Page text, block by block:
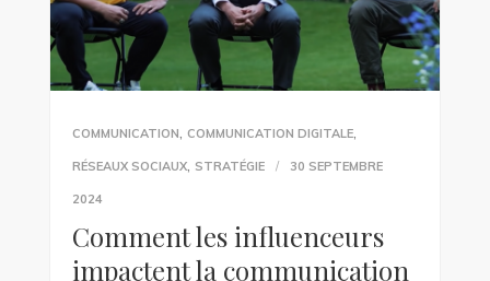
COMMUNICATION, COMMUNICATION DIGITALE,
RÉSEAUX SOCIAUX, STRATÉGIE 30 SEPTEMBRE
2024
Comment les influenceurs
impactent la communication